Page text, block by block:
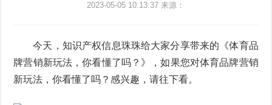
2023-05-05 10:13:37 来源：
今天，知识产权信息珠珠给大家分享带来的《体育品
牌营销新玩法，你看懂了吗？》，如果您对体育品牌营销
新玩法，你看懂了吗？感兴趣，请往下看。